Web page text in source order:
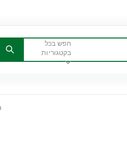
חפש בכל
בקטגוריות